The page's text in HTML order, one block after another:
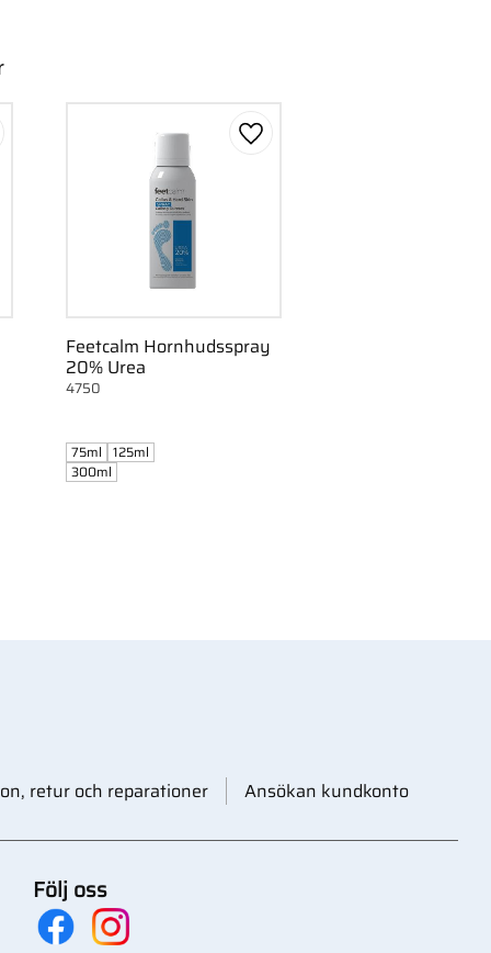
till i favoriter
Feetcalm Hornhudsspray
20% Urea
4750
Lägg till i favoriter
75ml 125ml
300ml
retur och reparationer Ansökan kundkonto
Följ oss